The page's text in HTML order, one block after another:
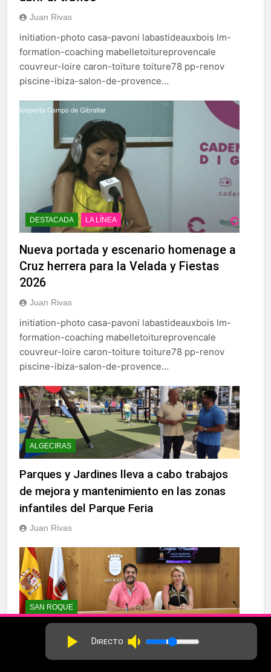
Juan Rivas
initiation-photo casa-pavoni labastideauxbois lm-
formation-coaching mabelletoitureprovencale
couvreur-loire caron-toiture toiture78 pp-renov
piscine-ibiza-salon-de-provence…
DESTACADA LA LÍNEA
Nueva portada y escenario homenage a
Cruz herrera para la Velada y Fiestas
2026
Juan Rivas
initiation-photo casa-pavoni labastideauxbois lm-
formation-coaching mabelletoitureprovencale
couvreur-loire caron-toiture toiture78 pp-renov
piscine-ibiza-salon-de-provence…
ALGECIRAS
Parques y Jardines lleva a cabo trabajos
de mejora y mantenimiento en las zonas
infantiles del Parque Feria
Juan Rivas
SAN ROQUE
Presentación de las Fiestas de la Virgen
del Carmen de Torreguadiaro, que
play_arrow Directo volume_down